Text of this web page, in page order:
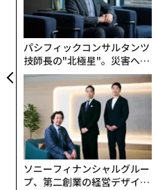
パシフィックコンサルタンツ
技師長の"北極星"。災害への
無力感を乗り越え見つけた、
防災一筋20年の答え
ソニーフィナンシャルグルー
プ、第二創業の経営デザイン